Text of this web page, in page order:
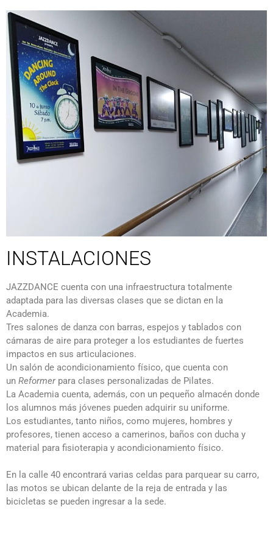
INSTALACIONES
JAZZDANCE cuenta con una infraestructura totalmente
adaptada para las diversas clases que se dictan en la
Academia.
Tres salones de danza con barras, espejos y tablados con
cámaras de aire para proteger a los estudiantes de fuertes
impactos en sus articulaciones.
Un salón de acondicionamiento físico, que cuenta con
un Reformerpara clases personalizadas de Pilates.
La Academia cuenta, además, con un pequeño almacén donde
los alumnos más jóvenes pueden adquirir su uniforme.
Los estudiantes, tanto niños, como mujeres, hombres y
profesores, tienen acceso a camerinos, baños con ducha y
material para fisioterapia y acondicionamiento físico.
En la calle 40 encontrará varias celdas para parquear su carro,
las motos se ubican delante de la reja de entrada y las
bicicletas se pueden ingresar a la sede.